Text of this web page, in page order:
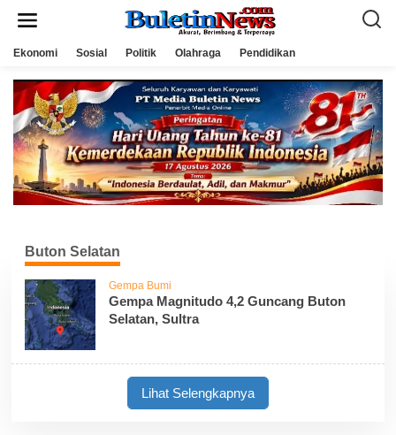
Ekonomi Sosial Politik Olahraga Pendidikan
Buton Selatan
Gempa Bumi
Gempa Magnitudo 4,2 Guncang Buton
Selatan, Sultra
Lihat Selengkapnya